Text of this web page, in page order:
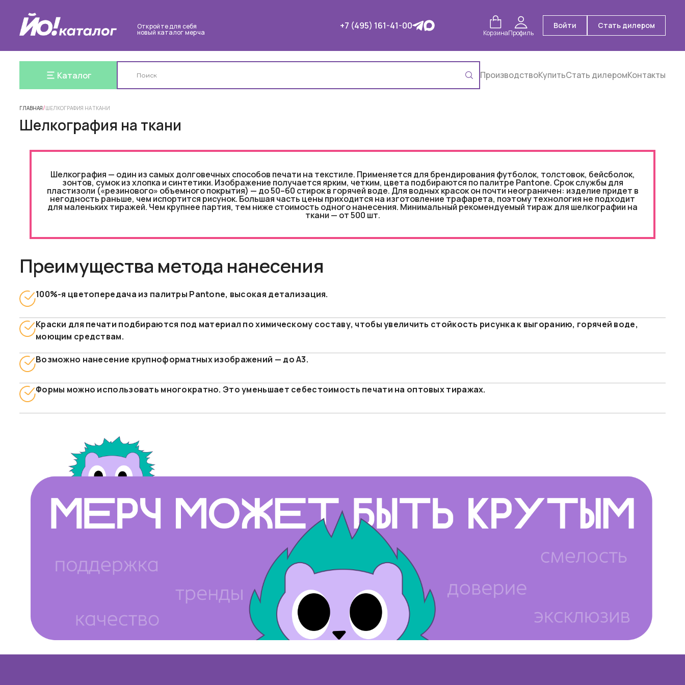
Откройте для себя
новый каталог мерча
+7 (495) 161-41-00
КорзинаПрофиль
Войти Стать дилером
Каталог ПроизводствоКупитьСтать дилеромКонтакты
ГЛАВНАЯ/ШЕЛКОГРАФИЯ НА ТКАНИ
Шелкография на ткани
Шелкография — один из самых долговечных способов печати на текстиле. Применяется для брендирования футболок, толстовок, бейсболок,
зонтов, сумок из хлопка и синтетики. Изображение получается ярким, четким, цвета подбираются по палитре Pantone. Срок службы для
пластизоли («резинового» объемного покрытия) — до 50–60 стирок в горячей воде. Для водных красок он почти неограничен: изделие придет в
негодность раньше, чем испортится рисунок. Большая часть цены приходится на изготовление трафарета, поэтому технология не подходит
для маленьких тиражей. Чем крупнее партия, тем ниже стоимость одного нанесения. Минимальный рекомендуемый тираж для шелкографии на
ткани — от 500 шт.
Преимущества метода нанесения
100%-я цветопередача из палитры Pantone, высокая детализация.
Краски для печати подбираются под материал по химическому составу, чтобы увеличить стойкость рисунка к выгоранию, горячей воде,
моющим средствам.
Возможно нанесение крупноформатных изображений — до А3.
Формы можно использовать многократно. Это уменьшает себестоимость печати на оптовых тиражах.